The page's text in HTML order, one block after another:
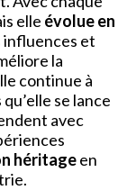
elle évolue en
influences et
la
continue à
se lance
avec
héritageen